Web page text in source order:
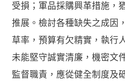
受損；軍品採購興革措施，
推展。檢討各種缺失之成因
草率，預算有欠精實，執行
未能堅守誠實清廉，機密文
監督職責，應從健全制度及